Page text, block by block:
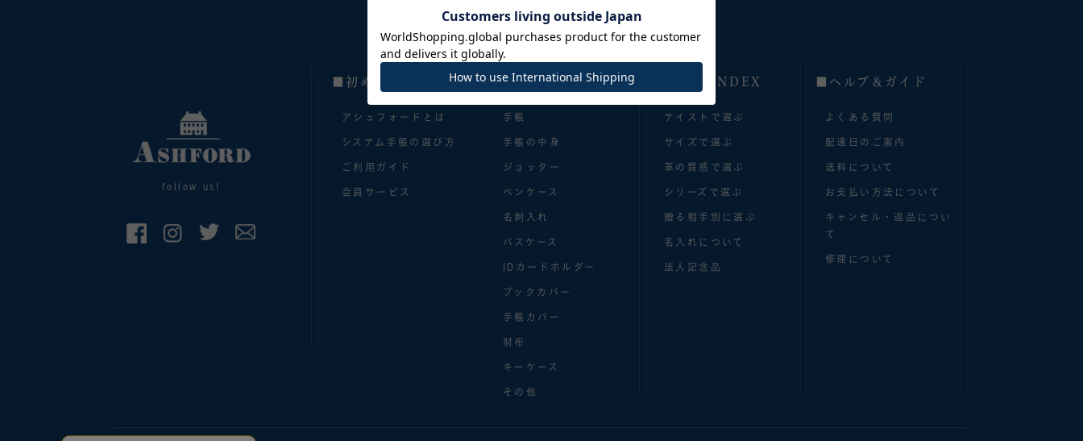
follow us!
■初めての方へ
アシュフォードとは
システム手帳の選び方
ご利用ガイド
会員サービス
■商品のご案内
手帳
手帳の中身
ジョッター
ペンケース
名刺入れ
パスケース
IDカードホルダー
ブックカバー
手帳カバー
財布
キーケース
その他
■目的別INDEX
テイストで選ぶ
サイズで選ぶ
革の質感で選ぶ
シリーズで選ぶ
贈る相手別に選ぶ
名入れについて
法人記念品
■へルプ＆ガイド
よくある質問
配達日のご案内
送料について
お支払い方法について
キャンセル・返品につい
て
修理について